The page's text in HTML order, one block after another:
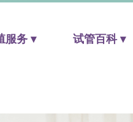
服务 ▾ 试管百科 ▾